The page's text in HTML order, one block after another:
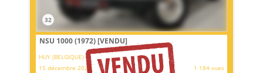
32
NSU 1000 (1972)[VENDU]
HUY (BELGIQUE)
15 décembre 2023
1 184 vues